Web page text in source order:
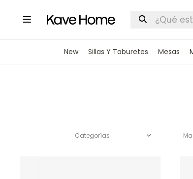

New Sillas Y Taburetes Mesas
Categorías